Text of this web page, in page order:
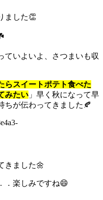
ました👏
ていよいよ、さつまいも収
らスイートポテト食べた
みたい 」早く秋になって早
ちが伝わってきました🍂
きました🌼
．楽しみですね😄